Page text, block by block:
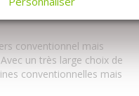
la vente de graines en
conventionnel mais
un très large choix de
conventionnelles mais